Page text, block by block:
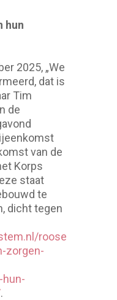
hun
2025, „We
dat is
Tim
de
van de
Korps
staat
te
dicht tegen
roose
zorgen-
.